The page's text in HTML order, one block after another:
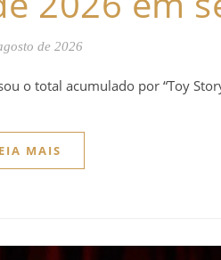
de 2026
o total acumulado por “Toy
MAIS